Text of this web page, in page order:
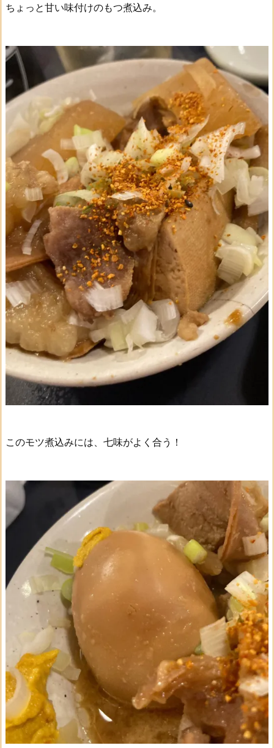
ちょっと甘い味付けのもつ煮込み。
このモツ煮込みには、七味がよく合う！